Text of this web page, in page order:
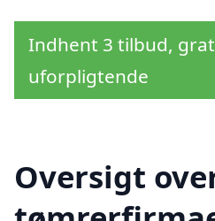
Indhent 3 tilbud,
uforpligtende
Oversigt